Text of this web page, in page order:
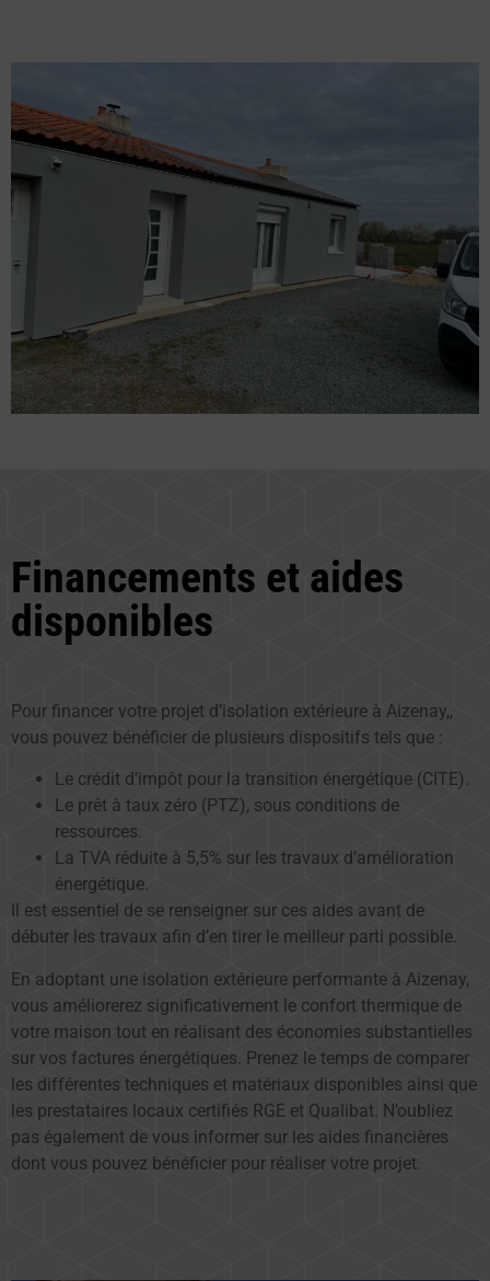
Financements et aides
disponibles
Pour financer votre projet d’isolation extérieure à Aizenay,,
vous pouvez bénéficier de plusieurs dispositifs tels que :
Le crédit d’impôt pour la transition énergétique (CITE).
Le prêt à taux zéro (PTZ), sous conditions de
ressources.
La TVA réduite à 5,5% sur les travaux d’amélioration
énergétique.
Il est essentiel de se renseigner sur ces aides avant de
débuter les travaux afin d’en tirer le meilleur parti possible.
En adoptant une isolation extérieure performante à Aizenay,
vous améliorerez significativement le confort thermique de
votre maison tout en réalisant des économies substantielles
sur vos factures énergétiques. Prenez le temps de comparer
les différentes techniques et matériaux disponibles ainsi que
les prestataires locaux certifiés RGE et Qualibat. N’oubliez
pas également de vous informer sur les aides financières
dont vous pouvez bénéficier pour réaliser votre projet.